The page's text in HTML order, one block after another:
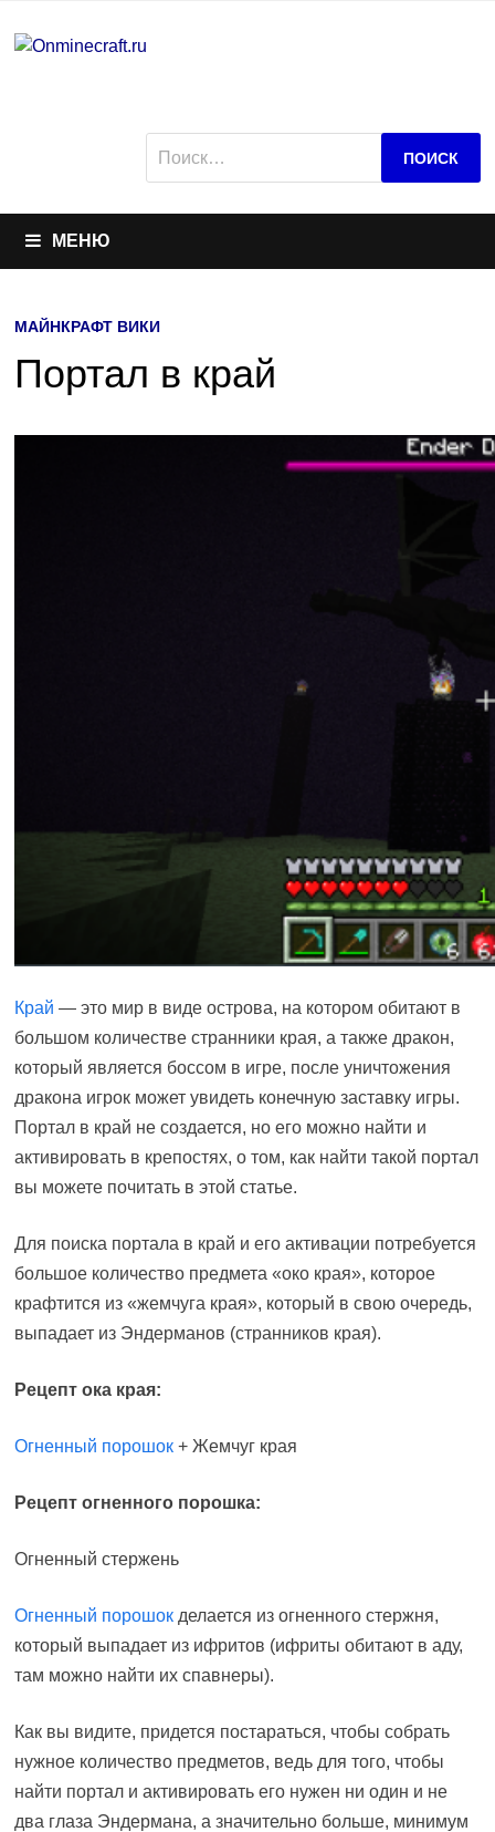
МЕНЮ
МАЙНКРАФТ ВИКИ
Портал в край
Край — это мир в виде острова, на котором обитают в
большом количестве странники края, а также дракон,
который является боссом в игре, после уничтожения
дракона игрок может увидеть конечную заставку игры.
Портал в край не создается, но его можно найти и
активировать в крепостях, о том, как найти такой портал
вы можете почитать в этой статье.
Для поиска портала в край и его активации потребуется
большое количество предмета «око края», которое
крафтится из «жемчуга края», который в свою очередь,
выпадает из Эндерманов (странников края).
Рецепт ока края:
Огненный порошок + Жемчуг края
Рецепт огненного порошка:
Огненный стержень
Огненный порошок делается из огненного стержня,
который выпадает из ифритов (ифриты обитают в аду,
там можно найти их спавнеры).
Как вы видите, придется постараться, чтобы собрать
нужное количество предметов, ведь для того, чтобы
найти портал и активировать его нужен ни один и не
два глаза Эндермана, а значительно больше, минимум